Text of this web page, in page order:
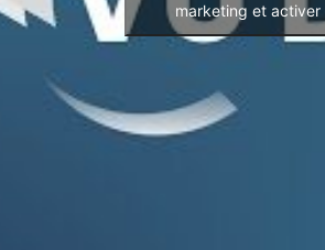
marketing et activer